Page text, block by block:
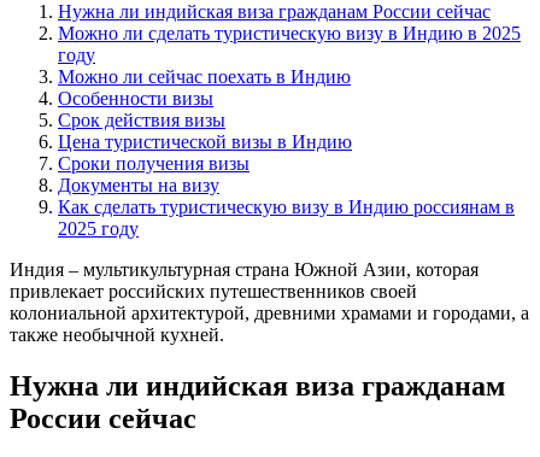
Нужна ли индийская виза гражданам России сейчас
Можно ли сделать туристическую визу в Индию в 2025
году
Можно ли сейчас поехать в Индию
Особенности визы
Срок действия визы
Цена туристической визы в Индию
Сроки получения визы
Документы на визу
Как сделать туристическую визу в Индию россиянам в
2025 году
Индия – мультикультурная страна Южной Азии, которая
привлекает российских путешественников своей
колониальной архитектурой, древними храмами и городами, а
также необычной кухней.
Нужна ли индийская виза гражданам
России сейчас